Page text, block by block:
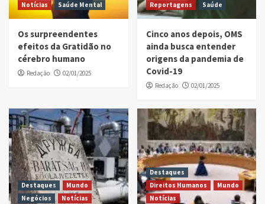
Notícias
Saúde Mental
Os surpreendentes
efeitos da Gratidão no
cérebro humano
Redação 02/01/2025
Reportagens
Saúde
Cinco anos depois, OMS
ainda busca entender
origens da pandemia de
Covid-19
Redação 02/01/2025
Destaques
Mundo
Negócios
Notícias
Destaques
Direitos Humanos
Mundo
Notícias